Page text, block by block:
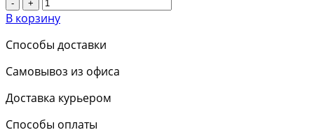
- +
В корзину
Способы доставки
Самовывоз из офиса
Доставка курьером
Способы оплаты